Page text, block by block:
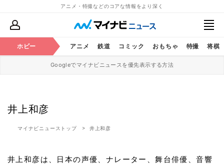
アニメ・特撮などのコアな情報をより深く
ホビー アニメ 鉄道 コミック おもちゃ 特撮 将棋
Googleでマイナビニュースを優先表示する方法
井上和彦
マイナビニューストップ 井上和彦
井上和彦は、日本の声優、ナレーター、舞台俳優、音響